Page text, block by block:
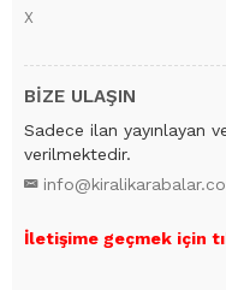
X
BİZE ULAŞIN
Sadece ilan yayınlayan
verilmektedir.
İletişime geçmek için